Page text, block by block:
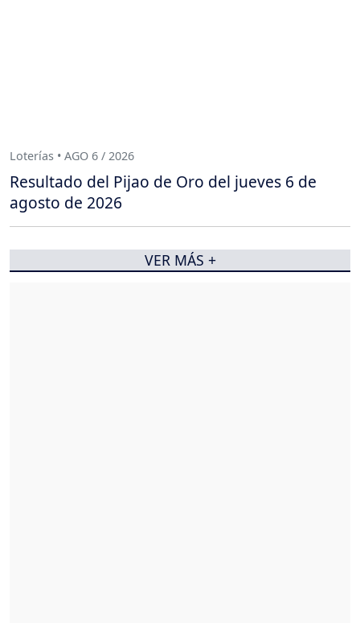
Loterías • AGO 6 / 2026
Resultado del Pijao de Oro del jueves 6 de
agosto de 2026
VER MÁS +